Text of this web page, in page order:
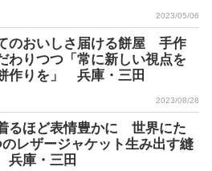
2023/05/06
のおいしさ届ける餅屋 手作
わりつつ「常に新しい視点を
作りを」 兵庫・三田
2023/08/28
るほど表情豊かに 世界にた
のレザージャケット生み出す縫
庫・三田